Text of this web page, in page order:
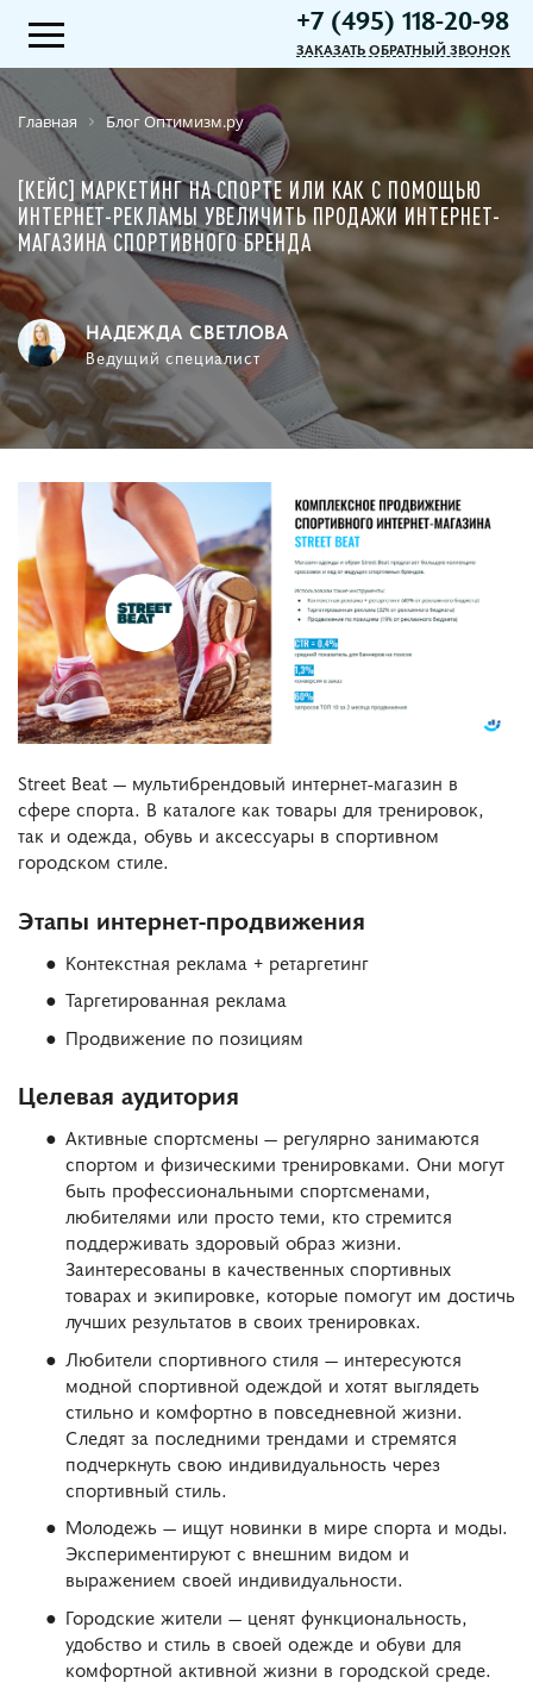
+7 (495) 118-20-98
ЗАКАЗАТЬ ОБРАТНЫЙ ЗВОНОК
Главная Блог Оптимизм.ру
[КЕЙС] МАРКЕТИНГ НА СПОРТЕ ИЛИ КАК С ПОМОЩЬЮ
ИНТЕРНЕТ-РЕКЛАМЫ УВЕЛИЧИТЬ ПРОДАЖИ ИНТЕРНЕТ-
МАГАЗИНА СПОРТИВНОГО БРЕНДА
НАДЕЖДА СВЕТЛОВА
Ведущий специалист
Street Beat — мультибрендовый интернет-магазин в
сфере спорта. В каталоге как товары для тренировок,
так и одежда, обувь и аксессуары в спортивном
городском стиле.
Этапы интернет-продвижения
Контекстная реклама + ретаргетинг
Таргетированная реклама
Продвижение по позициям
Целевая аудитория
Активные спортсмены — регулярно занимаются
спортом и физическими тренировками. Они могут
быть профессиональными спортсменами,
любителями или просто теми, кто стремится
поддерживать здоровый образ жизни.
Заинтересованы в качественных спортивных
товарах и экипировке, которые помогут им достичь
лучших результатов в своих тренировках.
Любители спортивного стиля — интересуются
модной спортивной одеждой и хотят выглядеть
стильно и комфортно в повседневной жизни.
Следят за последними трендами и стремятся
подчеркнуть свою индивидуальность через
спортивный стиль.
Молодежь — ищут новинки в мире спорта и моды.
Экспериментируют с внешним видом и
выражением своей индивидуальности.
Городские жители — ценят функциональность,
удобство и стиль в своей одежде и обуви для
комфортной активной жизни в городской среде.